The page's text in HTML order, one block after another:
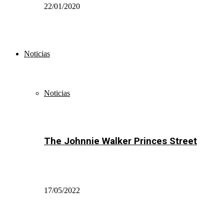
22/01/2020
Noticias
Noticias
The Johnnie Walker Princes Street
17/05/2022